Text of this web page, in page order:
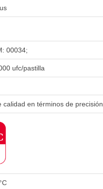
00034;
ufc/pastilla
calidad en términos de precisión